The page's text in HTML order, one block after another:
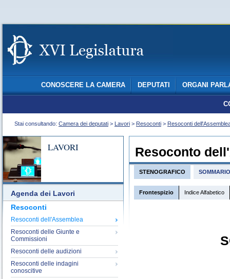
CONOSCERE LA CAMERA DEPUTATI ORGANI
Stai consultando: Camera dei deputati > Lavori > Resoconti > Resoconti
LAVORI
Agenda dei Lavori
Resoconti
Resoconti dell'Assemblea
Resoconti delle Giunte e
Commissioni
Resoconti delle audizioni
Resoconti delle indagini
conoscitive
Resoconto
STENOGRAFICO SOMMARIO
Frontespizio Indice Alfabetico